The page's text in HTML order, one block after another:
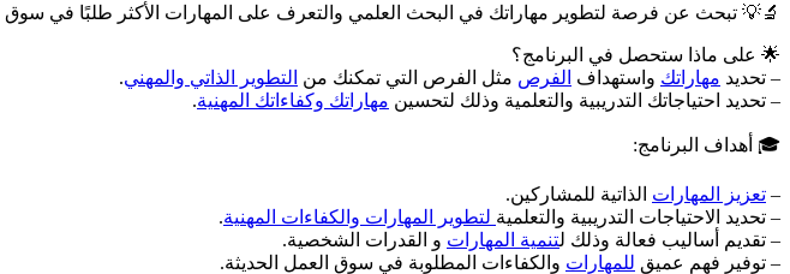
🔬💡 تبحث عن فرصة لتطوير مهاراتك في البحث العلمي والتعرف على المهارات الأكثر طلبًا في سوق
🌟 على ماذا ستحصل في البرنامج؟
– تحديد مهاراتك واستهداف الفرص مثل الفرص التي تمكنك من التطوير الذاتي والمهني.
– تحديد احتياجاتك التدريبية والتعلمية وذلك لتحسين مهاراتك وكفاءاتك المهنية.
🎓 أهداف البرنامج:
– تعزيز المهارات الذاتية للمشاركين.
– تحديد الاحتياجات التدريبية والتعلمية لتطوير المهارات والكفاءات المهنية.
– تقديم أساليب فعالة وذلك لتنمية المهارات و القدرات الشخصية.
– توفير فهم عميق للمهارات والكفاءات المطلوبة في سوق العمل الحديثة.